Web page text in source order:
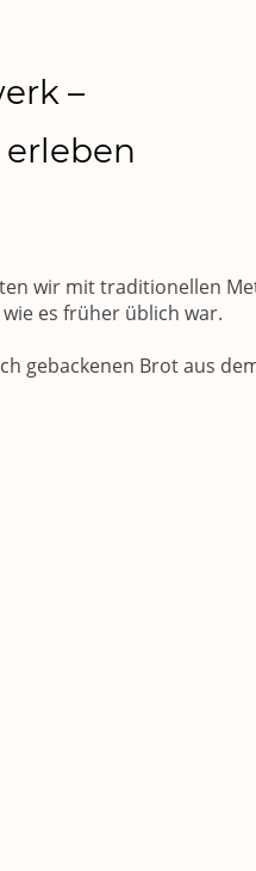
–
wir mit traditionellen
es früher üblich war.
gebackenen Brot aus